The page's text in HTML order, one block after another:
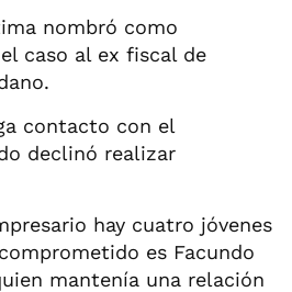
nombró como
caso al ex fiscal de
contacto con el
declinó realizar
hay cuatro jóvenes
es Facundo
mantenía una relación